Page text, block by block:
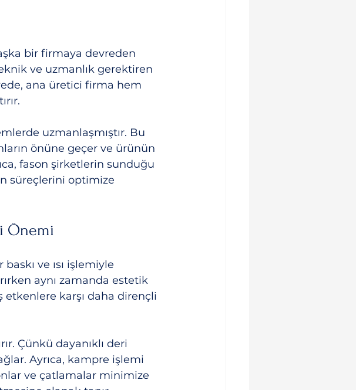
bir firmaya devreden
ve uzmanlık gerektiren
ana üretici firma hem
uzmanlaşmıştır. Bu
önüne geçer ve ürünün
fason şirketlerin sunduğu
süreçlerini optimize
Önemi
ve ısı işlemiyle
aynı zamanda estetik
etkenlere karşı daha dirençli
Çünkü dayanıklı deri
Ayrıca, kampre işlemi
ve çatlamalar minimize